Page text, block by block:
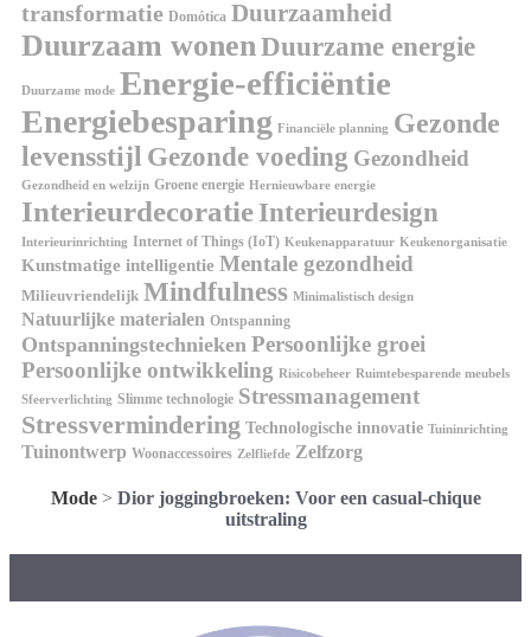
transformatie Domótica Duurzaamheid
Duurzaam wonenDuurzame energie
Duurzame mode Energie-efficiëntie
Energiebesparing Financiële planning Gezonde
levensstijl Gezonde voeding Gezondheid
Gezondheid en welzijn Groene energie Hernieuwbare energie
InterieurdecoratieInterieurdesign
Interieurinrichting Internet of Things (IoT) Keukenapparatuur Keukenorganisatie
Kunstmatige intelligentie Mentale gezondheid
Milieuvriendelijk Mindfulness Minimalistisch design
Natuurlijke materialen Ontspanning
Ontspanningstechnieken Persoonlijke groei
Persoonlijke ontwikkeling Risicobeheer Ruimtebesparende meubels
Sfeerverlichting Slimme technologie Stressmanagement
Stressvermindering Technologische innovatie Tuininrichting
Tuinontwerp Woonaccessoires Zelfliefde Zelfzorg
Mode> Dior joggingbroeken: Voor een casual-chique
uitstraling